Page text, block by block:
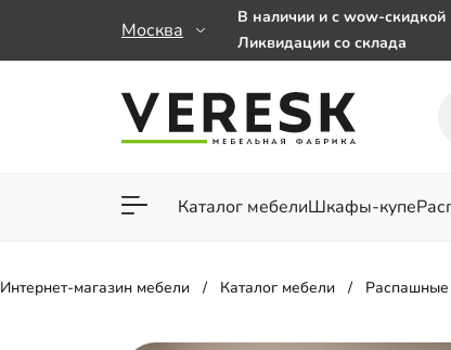
Москва
В наличии и с wow-
Ликвидации со склада
заказе от 50 000 ₽
Важно! Наш Whatsapp
Каталог мебелиШкафы-купе
Для гостиной
Интернет-магазин мебели Каталог мебели